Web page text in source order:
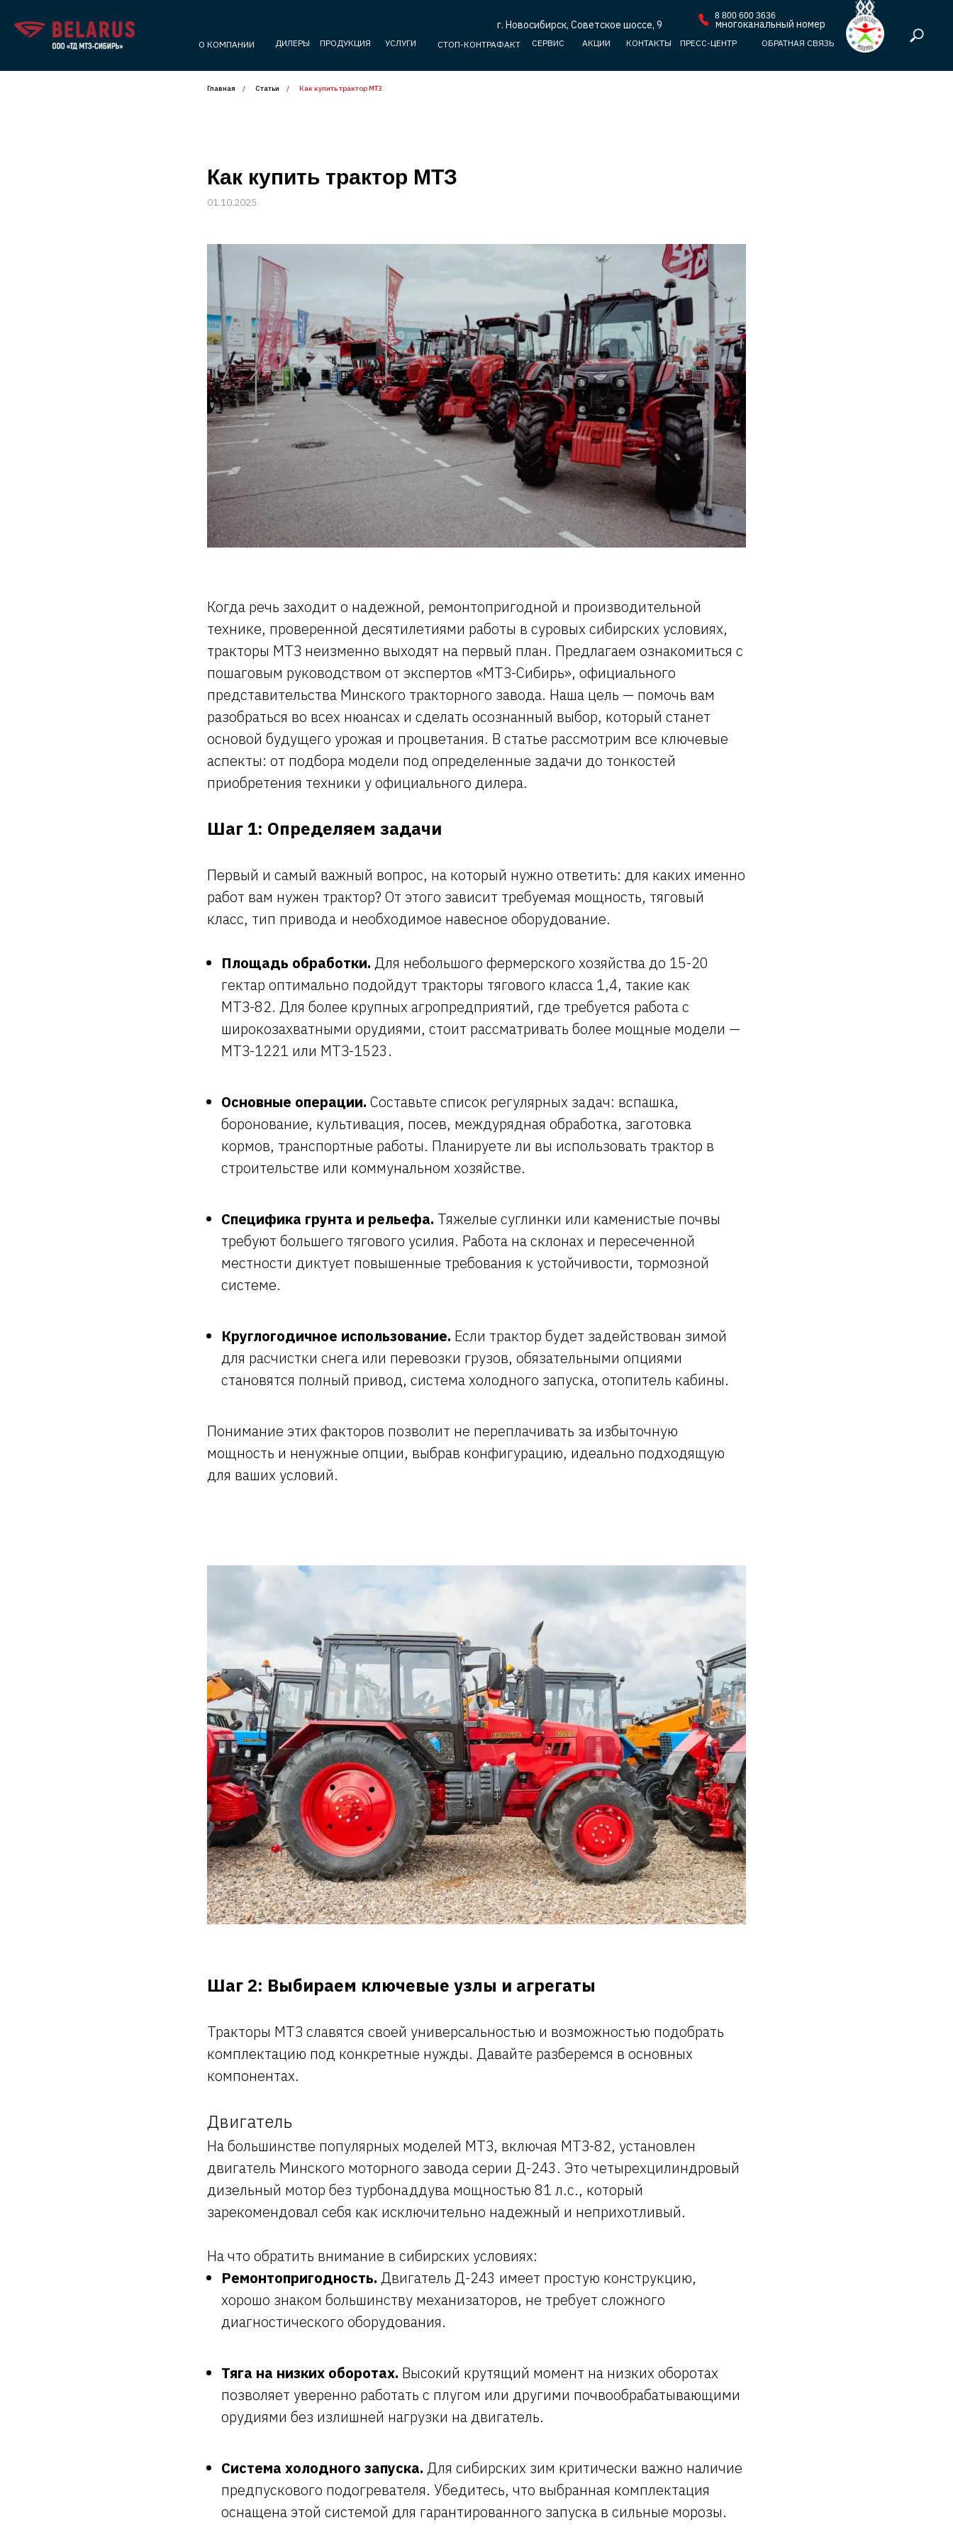
многоканальный номер
8 800 600 3636
г. Новосибирск, Советское шоссе, 9
ОБРАТНАЯ СВЯЗЬ
ПРЕСС-ЦЕНТР
КОНТАКТЫ
АКЦИИ
СЕРВИС
СТОП-КОНТРАФАКТ
УСЛУГИ
ПРОДУКЦИЯ
ДИЛЕРЫ
О КОМПАНИИ
Главная / Статьи / Как купить трактор МТЗ
Как купить трактор МТЗ
01.10.2025
Когда речь заходит о надежной, ремонтопригодной и производительной
технике, проверенной десятилетиями работы в суровых сибирских условиях,
тракторы МТЗ неизменно выходят на первый план. Предлагаем ознакомиться с
пошаговым руководством от экспертов «МТЗ-Сибирь», официального
представительства Минского тракторного завода. Наша цель — помочь вам
разобраться во всех нюансах и сделать осознанный выбор, который станет
основой будущего урожая и процветания. В статье рассмотрим все ключевые
аспекты: от подбора модели под определенные задачи до тонкостей
приобретения техники у официального дилера.
Шаг 1: Определяем задачи
Первый и самый важный вопрос, на который нужно ответить: для каких именно
работ вам нужен трактор? От этого зависит требуемая мощность, тяговый
класс, тип привода и необходимое навесное оборудование.
Площадь обработки. Для небольшого фермерского хозяйства до 15-20
гектар оптимально подойдут тракторы тягового класса 1,4, такие как
МТЗ-82. Для более крупных агропредприятий, где требуется работа с
широкозахватными орудиями, стоит рассматривать более мощные модели —
МТЗ-1221 или МТЗ-1523.
Основные операции. Составьте список регулярных задач: вспашка,
боронование, культивация, посев, междурядная обработка, заготовка
кормов, транспортные работы. Планируете ли вы использовать трактор в
строительстве или коммунальном хозяйстве.
Специфика грунта и рельефа. Тяжелые суглинки или каменистые почвы
требуют большего тягового усилия. Работа на склонах и пересеченной
местности диктует повышенные требования к устойчивости, тормозной
системе.
Круглогодичное использование. Если трактор будет задействован зимой
для расчистки снега или перевозки грузов, обязательными опциями
становятся полный привод, система холодного запуска, отопитель кабины.
Понимание этих факторов позволит не переплачивать за избыточную
мощность и ненужные опции, выбрав конфигурацию, идеально подходящую
для ваших условий.
Шаг 2: Выбираем ключевые узлы и агрегаты
Тракторы МТЗ славятся своей универсальностью и возможностью подобрать
комплектацию под конкретные нужды. Давайте разберемся в основных
компонентах.
Двигатель
На большинстве популярных моделей МТЗ, включая МТЗ-82, установлен
двигатель Минского моторного завода серии Д-243. Это четырехцилиндровый
дизельный мотор без турбонаддува мощностью 81 л.с., который
зарекомендовал себя как исключительно надежный и неприхотливый.
На что обратить внимание в сибирских условиях:
Ремонтопригодность. Двигатель Д-243 имеет простую конструкцию,
хорошо знаком большинству механизаторов, не требует сложного
диагностического оборудования.
Тяга на низких оборотах. Высокий крутящий момент на низких оборотах
позволяет уверенно работать с плугом или другими почвообрабатывающими
орудиями без излишней нагрузки на двигатель.
Система холодного запуска. Для сибирских зим критически важно наличие
предпускового подогревателя. Убедитесь, что выбранная комплектация
оснащена этой системой для гарантированного запуска в сильные морозы.